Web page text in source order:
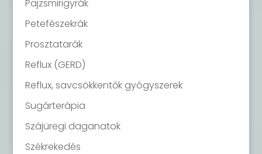
Pajzsmirigyrák
Petefészekrák
Prosztatarák
Reflux (GERD)
Reflux, savcsökkentők gyógyszerek
Sugárterápia
Szájüregi daganatok
Székrekedés